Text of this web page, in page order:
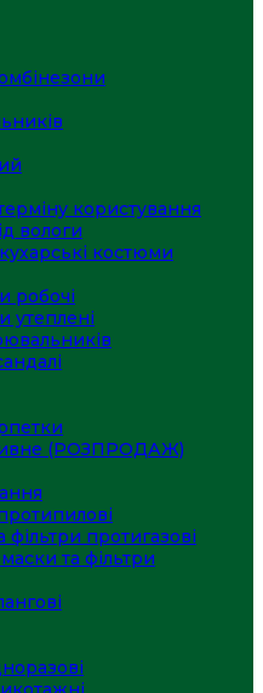
користування
вологи
костюми
робочі
утеплені
(РОЗПРОДАЖ)
фільтри протигазові
та фільтри